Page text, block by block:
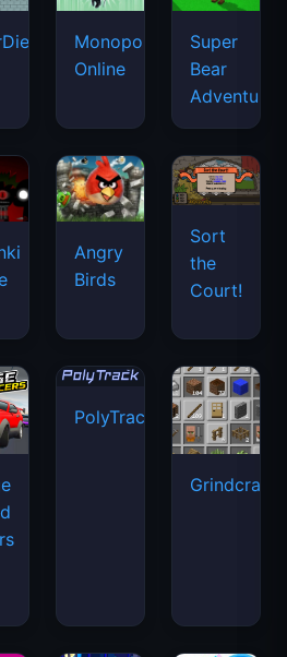
Monopoly
Online
Super
Bear
Adventure
Angry
Birds
Sort
the
Court!
PolyTrack
Grindcraft